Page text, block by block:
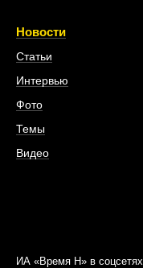
Новости
Статьи
Интервью
Фото
Темы
Видео
ИА «Время Н» в соцсетях